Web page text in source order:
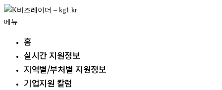
내
용
메뉴
홈
실시간 지원정보
지역별/부처별 지원정보
기업지원 칼럼